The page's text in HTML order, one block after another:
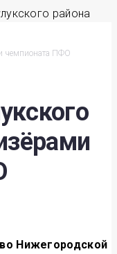
района
чемпионата ПФО
Нижегородской